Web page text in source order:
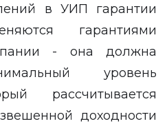
в УИП гарантии
гарантиями
- она должна
уровень
рассчитывается
доходности